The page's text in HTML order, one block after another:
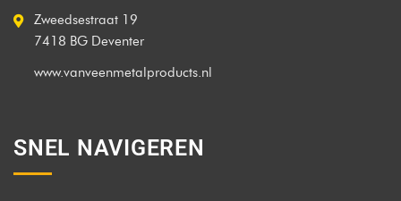
Zweedsestraat 19
7418 BG Deventer
www.vanveenmetalproducts.nl
SNEL NAVIGEREN